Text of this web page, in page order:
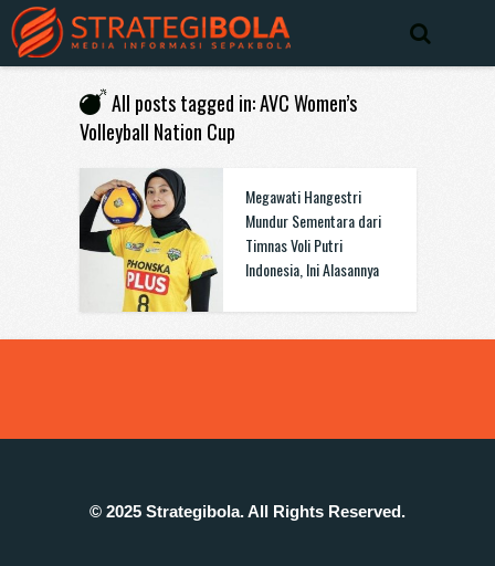
All posts tagged in: AVC Women’s
Volleyball Nation Cup
Megawati Hangestri
Mundur Sementara dari
Timnas Voli Putri
Indonesia, Ini Alasannya
© 2025 Strategibola. All Rights Reserved.